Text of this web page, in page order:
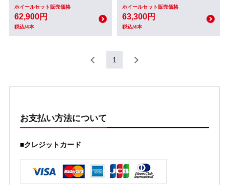
ホイールセット販売価格
62,900円
税込/4本
ホイールセット販売価格
63,300円
税込/4本
1
お支払い方法について
■クレジットカード